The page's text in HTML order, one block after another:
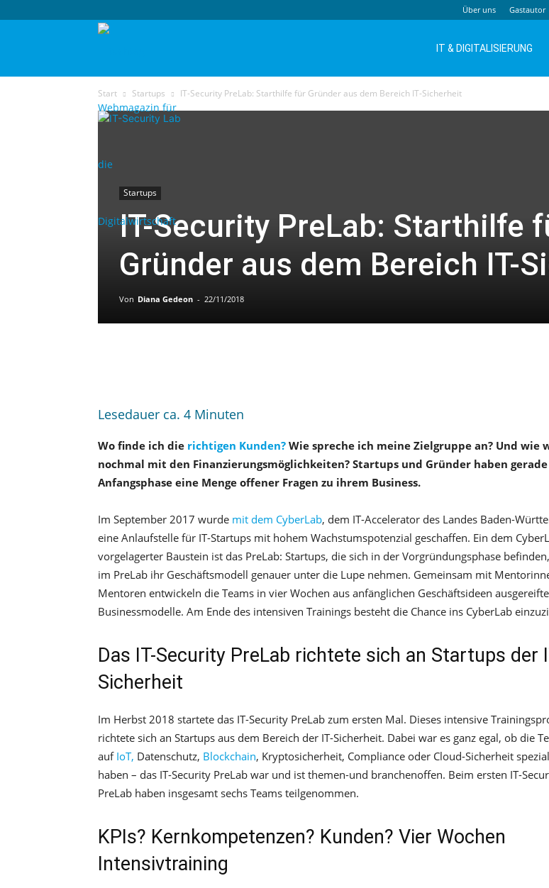
Über uns Gastautor
IT & DIGITALISIERUNG
Start Startups IT-Security PreLab: Starthilfe für Gründer aus dem Bereich IT-Sicherheit
Startups
IT-Security PreLab: Starthilfe
Gründer aus dem Bereich IT-
Von Diana Gedeon - 22/11/2018
Lesedauer ca. 4 Minuten
Wo finde ich die richtigen Kunden? Wie spreche ich meine Zielgruppe an? Und wie
nochmal mit den Finanzierungsmöglichkeiten? Startups und Gründer haben
Anfangsphase eine Menge offener Fragen zu ihrem Business.
Im September 2017 wurde mit dem CyberLab, dem IT-Accelerator des Landes Baden-
eine Anlaufstelle für IT-Startups mit hohem Wachstumspotenzial geschaffen. Ein dem
vorgelagerter Baustein ist das PreLab: Startups, die sich in der Vorgründungsphase
im PreLab ihr Geschäftsmodell genauer unter die Lupe nehmen. Gemeinsam mit
Mentoren entwickeln die Teams in vier Wochen aus anfänglichen Geschäftsideen ausgereifte
Businessmodelle. Am Ende des intensiven Trainings besteht die Chance ins CyberLab
Das IT-Security PreLab richtete sich an Startups der
Sicherheit
Im Herbst 2018 startete das IT-Security PreLab zum ersten Mal. Dieses intensive
richtete sich an Startups aus dem Bereich der IT-Sicherheit. Dabei war es ganz egal, ob die
auf IoT, Datenschutz, Blockchain, Kryptosicherheit, Compliance oder Cloud-Sicherheit
haben – das IT-Security PreLab war und ist themen-und branchenoffen. Beim ersten IT-
PreLab haben insgesamt sechs Teams teilgenommen.
KPIs? Kernkompetenzen? Kunden? Vier Wochen
Intensivtraining